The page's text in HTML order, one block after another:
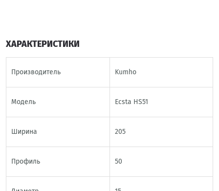
ХАРАКТЕРИСТИКИ
Производитель Kumho
Модель Ecsta HS51
Ширина 205
Профиль 50